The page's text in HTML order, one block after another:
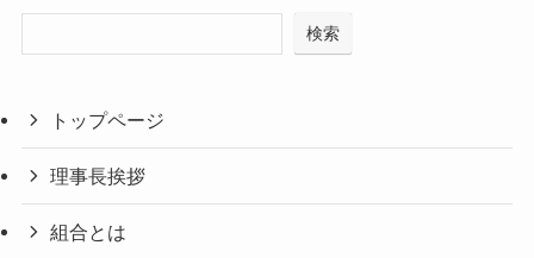
検索
トップページ
理事長挨拶
組合とは